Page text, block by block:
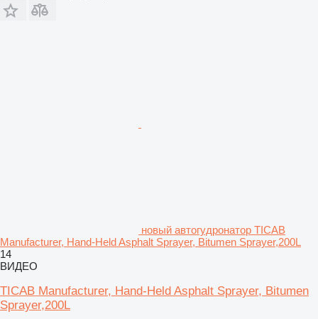
новый автогудронатор TICAB
Manufacturer, Hand-Held Asphalt Sprayer, Bitumen Sprayer,200L
14
ВИДЕО
TICAB Manufacturer, Hand-Held Asphalt Sprayer, Bitumen
Sprayer,200L